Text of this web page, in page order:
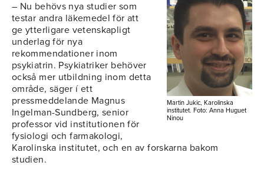
Martin Jukic, Karolinska
institutet. Foto: Anna Huguet
Ninou
– Nu behövs nya studier som
testar andra läkemedel för att
ge ytterligare vetenskapligt
underlag för nya
rekommendationer inom
psykiatrin. Psykiatriker behöver
också mer utbildning inom detta
område, säger í ett
pressmeddelande Magnus
Ingelman-Sundberg, senior
professor vid institutionen för
fysiologi och farmakologi,
Karolinska institutet, och en av forskarna bakom
studien.